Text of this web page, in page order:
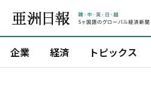
企業 経済 トピックス